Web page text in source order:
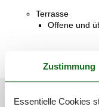
Terrasse
Offene und
Unsere
Zustimmung
Essentielle Cookies